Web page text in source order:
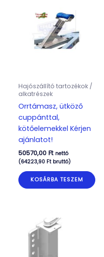
Hajószállító tartozékok /
alkatrészek
Orrtámasz, ütköző
cuppánttal,
kötőelemekkel Kérjen
ajánlatot!
50570,00 Ft nettó
(64223,90 Ftbruttó)
KOSÁRBA TESZEM